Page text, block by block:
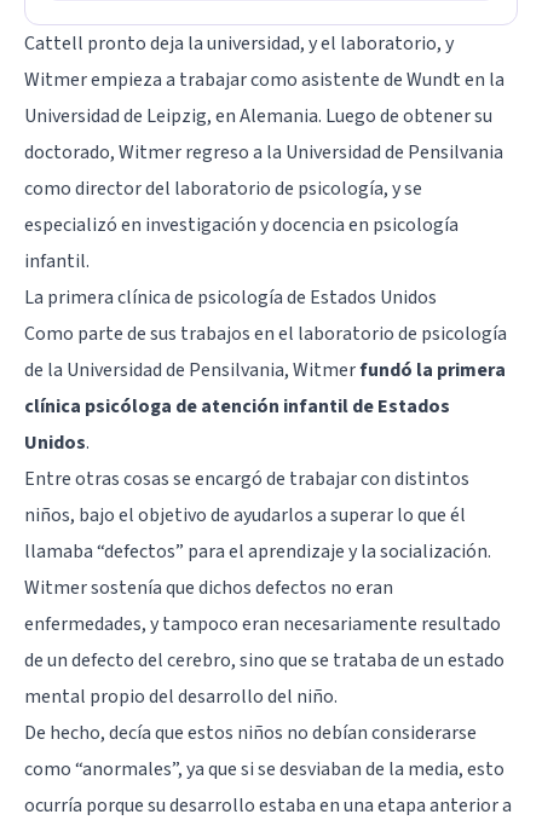
Cattell pronto deja la universidad, y el laboratorio, y
Witmer empieza a trabajar como asistente de Wundt en la
Universidad de Leipzig, en Alemania. Luego de obtener su
doctorado, Witmer regreso a la Universidad de Pensilvania
como director del laboratorio de psicología, y se
especializó en investigación y docencia en psicología
infantil.
La primera clínica de psicología de Estados Unidos
Como parte de sus trabajos en el laboratorio de psicología
de la Universidad de Pensilvania, Witmerfundó la primera
clínica psicóloga de atención infantil de Estados
Unidos.
Entre otras cosas se encargó de trabajar con distintos
niños, bajo el objetivo de ayudarlos a superar lo que él
llamaba “defectos” para el aprendizaje y la socialización.
Witmer sostenía que dichos defectos no eran
enfermedades, y tampoco eran necesariamente resultado
de un defecto del cerebro, sino que se trataba de un estado
mental propio del desarrollo del niño.
De hecho, decía que estos niños no debían considerarse
como “anormales”, ya que si se desviaban de la media, esto
ocurría porque su desarrollo estaba en una etapa anterior a